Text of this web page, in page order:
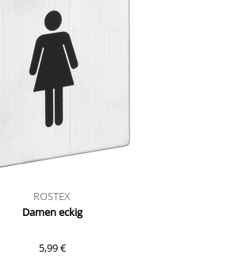
ROSTEX
Damen eckig
5,99 €